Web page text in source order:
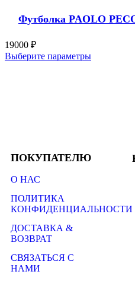
Футболка PAOLO
19000 ₽
Выберите параметры
ПОКУПАТЕЛЮ
О НАС
ПОЛИТИКА
КОНФИДЕНЦИАЛЬНОСТИ
ДОСТАВКА &
ВОЗВРАТ
СВЯЗАТЬСЯ С
НАМИ